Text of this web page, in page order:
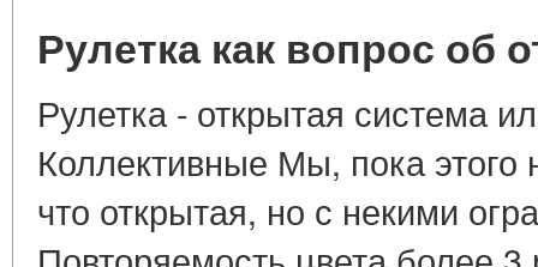
Рулетка как вопрос об
Рулетка - открытая система
Коллективные Мы, пока
что открытая, но с некими